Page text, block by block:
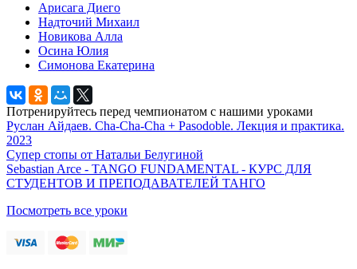
Арисага Диего
Надточий Михаил
Новикова Алла
Осина Юлия
Симонова Екатерина
Потренируйтесь перед чемпионатом с нашими уроками
Руслан Айдаев. Cha-Cha-Cha + Pasodoble. Лекция и практика.
2023
Супер стопы от Натальи Белугиной
Sebastian Arce - TANGO FUNDAMENTAL - КУРС ДЛЯ
СТУДЕНТОВ И ПРЕПОДАВАТЕЛЕЙ ТАНГО
Посмотреть все уроки